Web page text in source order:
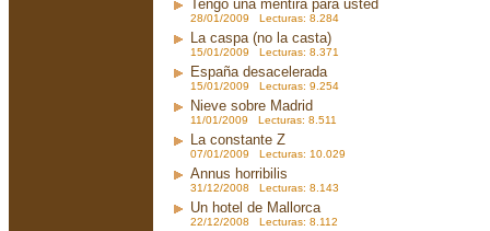
Tengo una mentira para usted
28/01/2009 Lecturas: 8.284
La caspa (no la casta)
15/01/2009 Lecturas: 8.371
España desacelerada
15/01/2009 Lecturas: 9.254
Nieve sobre Madrid
11/01/2009 Lecturas: 8.511
La constante Z
07/01/2009 Lecturas: 10.029
Annus horribilis
31/12/2008 Lecturas: 8.143
Un hotel de Mallorca
22/12/2008 Lecturas: 8.112